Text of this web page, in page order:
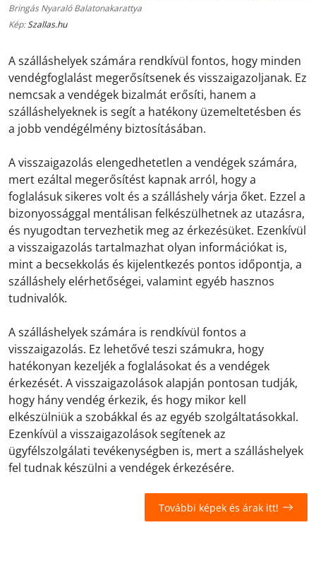
Bringás Nyaraló Balatonakarattya
Kép:Szallas.hu
A szálláshelyek számára rendkívül fontos, hogy minden
vendégfoglalást megerősítsenek és visszaigazoljanak. Ez
nemcsak a vendégek bizalmát erősíti, hanem a
szálláshelyeknek is segít a hatékony üzemeltetésben és
a jobb vendégélmény biztosításában.
A visszaigazolás elengedhetetlen a vendégek számára,
mert ezáltal megerősítést kapnak arról, hogy a
foglalásuk sikeres volt és a szálláshely várja őket. Ezzel a
bizonyossággal mentálisan felkészülhetnek az utazásra,
és nyugodtan tervezhetik meg az érkezésüket. Ezenkívül
a visszaigazolás tartalmazhat olyan információkat is,
mint a becsekkolás és kijelentkezés pontos időpontja, a
szálláshely elérhetőségei, valamint egyéb hasznos
tudnivalók.
A szálláshelyek számára is rendkívül fontos a
visszaigazolás. Ez lehetővé teszi számukra, hogy
hatékonyan kezeljék a foglalásokat és a vendégek
érkezését. A visszaigazolások alapján pontosan tudják,
hogy hány vendég érkezik, és hogy mikor kell
elkészülniük a szobákkal és az egyéb szolgáltatásokkal.
Ezenkívül a visszaigazolások segítenek az
ügyfélszolgálati tevékenységben is, mert a szálláshelyek
fel tudnak készülni a vendégek érkezésére.
További képek és árak itt!